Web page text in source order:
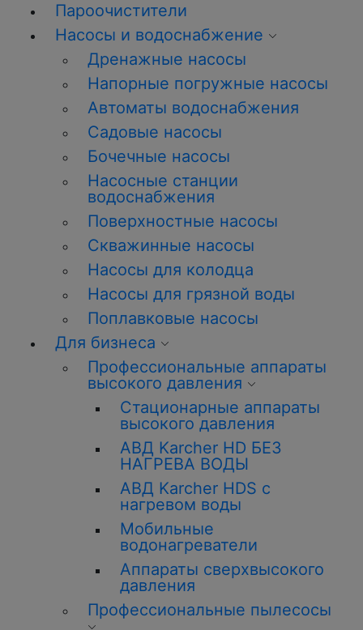
Пароочистители
Насосы и водоснабжение
Дренажные насосы
Напорные погружные насосы
Автоматы водоснабжения
Садовые насосы
Бочечные насосы
Насосные станции
водоснабжения
Поверхностные насосы
Скважинные насосы
Насосы для колодца
Насосы для грязной воды
Поплавковые насосы
Для бизнеса
Профессиональные аппараты
высокого давления
Стационарные аппараты
высокого давления
АВД Karcher HD БЕЗ
НАГРЕВА ВОДЫ
АВД Karcher HDS с
нагревом воды
Мобильные
водонагреватели
Аппараты сверхвысокого
давления
Профессиональные пылесосы